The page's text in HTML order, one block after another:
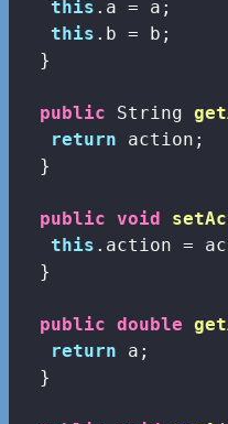
this .a = a;
this .b = b;
  }
public String
return action;
  }
public void
this .action =
  }
public double
return a;
  }